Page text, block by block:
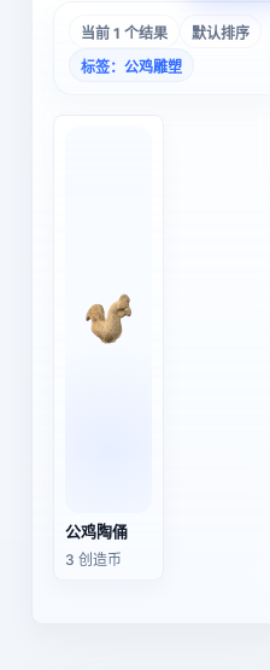
当前 1 个结果
默认排序
标签：公鸡雕塑
公鸡陶俑
3 创造币